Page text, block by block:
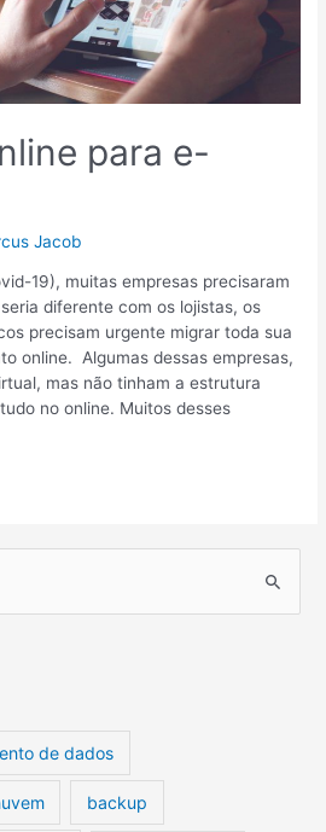
para e-
Jacob
19), muitas empresas precisaram
diferente com os lojistas, os
precisam urgente migrar toda sua
online. Algumas dessas empresas,
mas não tinham a estrutura
no online. Muitos desses
de dados
backup